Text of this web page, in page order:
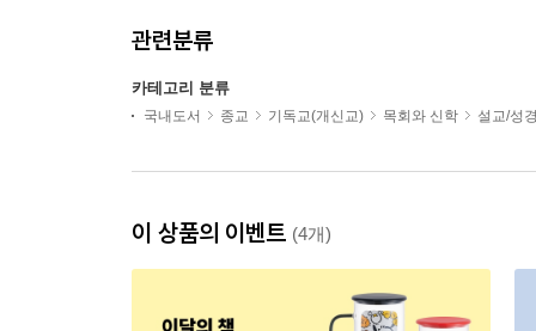
관련분류
카테고리 분류
국내도서 종교 기독교(개신교) 목회와 신학 설교/성
이 상품의 이벤트 (4개)